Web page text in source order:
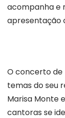
acompanha e
apresentação
O concerto
temas do seu
Marisa Monte
cantoras se